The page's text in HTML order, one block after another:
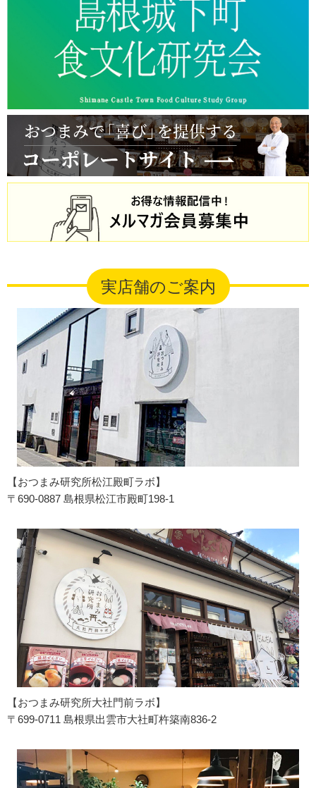
実店舗のご案内
【おつまみ研究所松江殿町ラボ】
〒690-0887 島根県松江市殿町198-1
【おつまみ研究所大社門前ラボ】
〒699-0711 島根県出雲市大社町杵築南836-2